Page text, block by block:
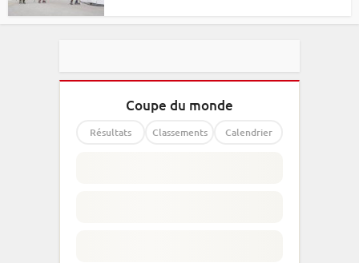
Coupe du monde
Résultats Classements Calendrier